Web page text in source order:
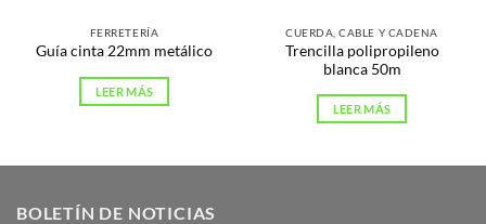
FERRETERÍA
Guía cinta 22mm metálico
LEER MÁS
CUERDA, CABLE Y CADENA
Trencilla polipropileno
blanca 50m
LEER MÁS
BOLETÍN DE NOTICIAS